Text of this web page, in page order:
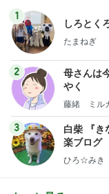
1
しろとく
たまねぎ
2
母さんは
やく
藤緒 ミル
3
白柴 『き
楽ブログ
ひろ☆みき